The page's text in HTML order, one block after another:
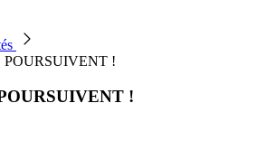
POURSUIVENT !
!